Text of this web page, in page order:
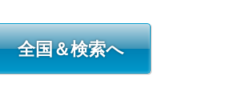
全国＆検索へ